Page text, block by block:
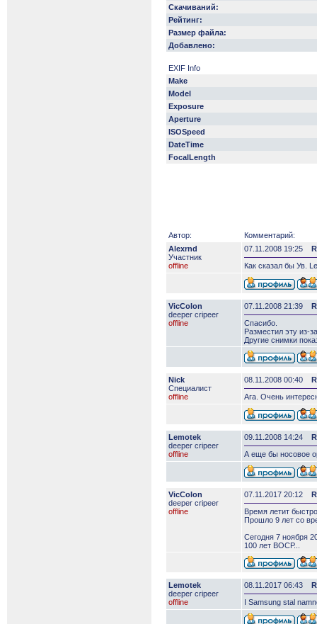
Скачиваний:
Рейтинг:
Размер файла:
Добавлено:
EXIF Info
Make
Model
Exposure
Aperture
ISOSpeed
DateTime
FocalLength
Автор:
Комментарий:
Alexrnd
Участник
offline
07.11.2008 19:25
Как сказал бы Ув.
VicColon
deeper сripeer
offline
07.11.2008 21:39
Спасибо.
Разместил эту из-
Другие снимки
Nick
Специалист
offline
08.11.2008 00:40
Ага. Очень
Lemotek
deeper сripeer
offline
09.11.2008 14:24
А еще бы носовое
VicColon
deeper сripeer
offline
07.11.2017 20:12
Время летит
Прошло 9 лет со
Сегодня 7 ноября
100 лет ВОСР...
Lemotek
deeper сripeer
offline
08.11.2017 06:43
I Samsung stal